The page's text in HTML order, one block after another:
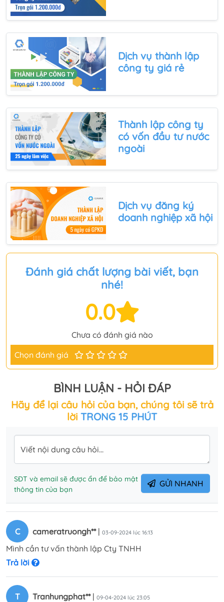
Dịch vụ thành lập
công ty giá rẻ
Thành lập công ty
có vốn đầu tư nước
ngoài
Dịch vụ đăng ký
doanh nghiệp xã hội
Đánh giá chất lượng bài viết, bạn
nhé!
0.0
Chưa có đánh giá nào
Chọn đánh giá
BÌNH LUẬN - HỎI ĐÁP
Hãy để lại câu hỏi của bạn, chúng tôi sẽ trả
lời TRONG 15 PHÚT
Viết nội dung câu hỏi...
SĐT và email sẽ được ẩn để bảo mật
thông tin của bạn
GỬI NHANH
C cameratruongh**| 03-09-2024 lúc 16:13
Mình cần tư vấn thành lập Cty TNHH
Trả lời
T Tranhungphat**| 09-04-2024 lúc 23:05